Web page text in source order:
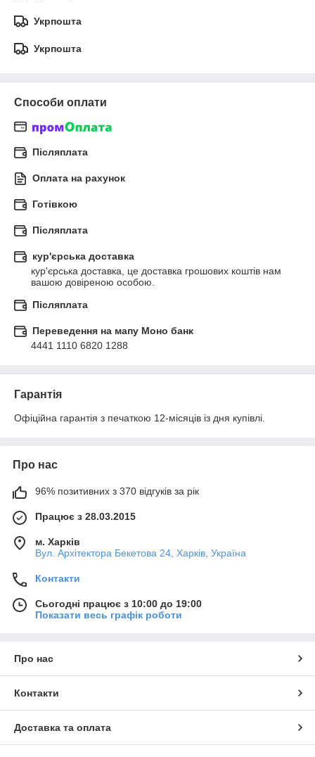
Укрпошта
Укрпошта
Способи оплати
Післяплата
Оплата на рахунок
Готівкою
Післяплата
кур'єрська доставка
кур'єрська доставка, це доставка грошових коштів нам
вашою довіреною особою.
Післяплата
Переведення на мапу Моно банк
4441 1110 6820 1288
Гарантія
Офіційна гарантія з печаткою 12-місяців із дня купівлі.
Про нас
96% позитивних з 370 відгуків за рік
Працює з 28.03.2015
м. Харків
Вул. Архітектора Бекетова 24, Харків, Україна
Контакти
Сьогодні працює з 10:00 до 19:00
Показати весь графік роботи
Про нас
Контакти
Доставка та оплата